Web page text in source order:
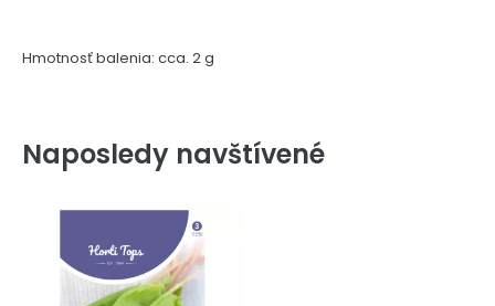
Hmotnosť balenia: cca. 2 g
Naposledy navštívené